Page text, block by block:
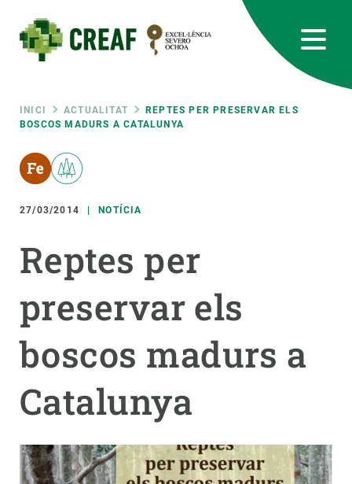
contingut
Fil
d'ariadna
INICI ACTUALITAT
REPTES PER PRESERVAR ELS
BOSCOS MADURS A CATALUNYA
27/03/2014 NOTÍCIA
Reptes per
preservar els
boscos madurs a
Catalunya
RRSS
Featured
responsive
INTRANET
Responsive
menu
RECERCA
CIÈNCIA EN ACCIÓ
UNEIX-TE A NOSALTRES
PARTICIPA